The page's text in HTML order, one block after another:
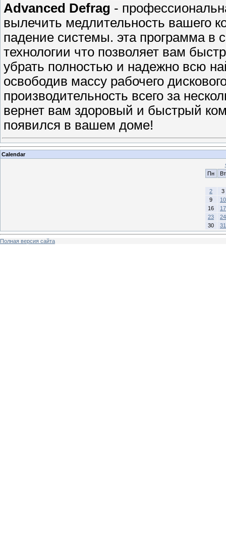
Advanced Defrag -
вылечить медлительность вашего
падение системы. эта программа в
технологии что позволяет вам
убрать полностью и надежно всю
освободив массу рабочего
производительность всего за
вернет вам здоровый и быстрый
появился в вашем доме!
Calendar
Пн
Вт
2
3
9
10
16
17
23
24
30
31
Полная версия сайта